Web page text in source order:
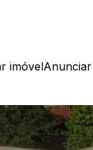
imóvel